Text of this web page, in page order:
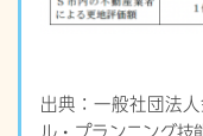
出典：一般社団法